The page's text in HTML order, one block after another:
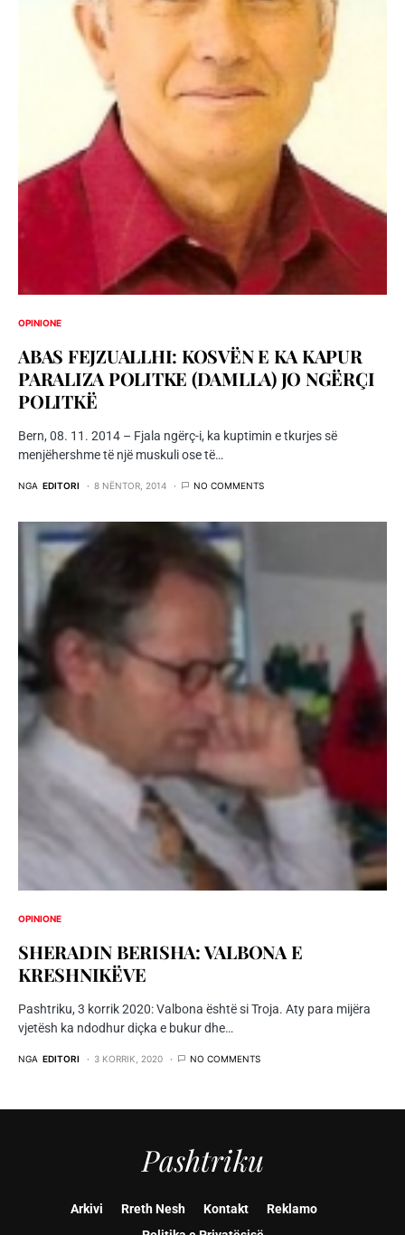
OPINIONE
ABAS FEJZUALLHI: KOSVËN E KA KAPUR
PARALIZA POLITKE (DAMLLA) JO NGËRÇI
POLITKË
Bern, 08. 11. 2014 – Fjala ngërç-i, ka kuptimin e tkurjes së
menjëhershme të një muskuli ose të…
NGA EDITORI 8 NËNTOR, 2014 NO COMMENTS
OPINIONE
SHERADIN BERISHA: VALBONA E
KRESHNIKËVE
Pashtriku, 3 korrik 2020: Valbona është si Troja. Aty para mijëra
vjetësh ka ndodhur diçka e bukur dhe…
NGA EDITORI 3 KORRIK, 2020 NO COMMENTS
Pashtriku
Arkivi Rreth Nesh Kontakt
Reklamo